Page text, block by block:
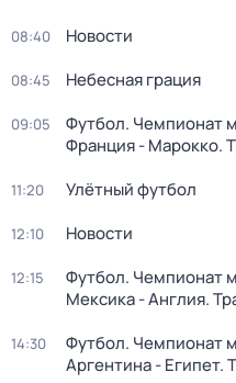
08:40 Новости
08:45 Небесная грация
09:05
Футбол. Чемпионат
Франция - Марокко.
11:20 Улётный футбол
12:10 Новости
12:15
Футбол. Чемпионат
Мексика - Англия.
14:30
Футбол. Чемпионат
Аргентина - Египет.